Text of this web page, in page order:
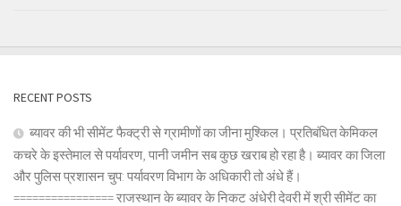
RECENT POSTS
ब्यावर की भी सीमेंट फैक्ट्री से ग्रामीणों का जीना मुश्किल। प्रतिबंधित केमिकल
कचरे के इस्तेमाल से पर्यावरण, पानी जमीन सब कुछ खराब हो रहा है। ब्यावर का जिला
और पुलिस प्रशासन चुप: पर्यावरण विभाग के अधिकारी तो अंधे हैं।
================ राजस्थान के ब्यावर के निकट अंधेरी देवरी में श्री सीमेंट का